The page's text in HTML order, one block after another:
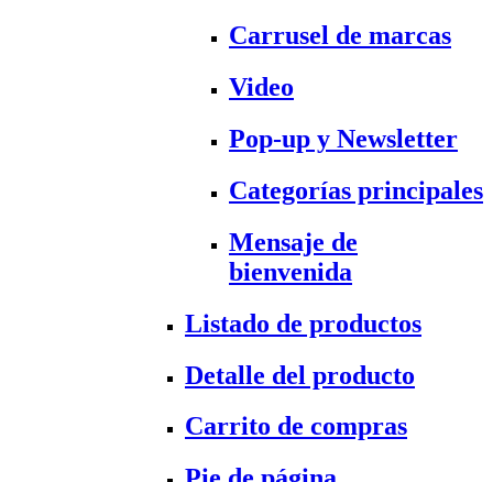
Carrusel de marcas
Video
Pop-up y Newsletter
Categorías principales
Mensaje de
bienvenida
Listado de productos
Detalle del producto
Carrito de compras